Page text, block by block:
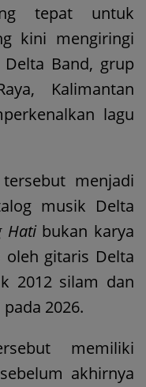
tepat untuk
kini mengiringi
Band, grup
Kalimantan
lagu
menjadi
musik Delta
Hatibukan karya
gitaris Delta
2012 silam dan
2026.
memiliki
akhirnya